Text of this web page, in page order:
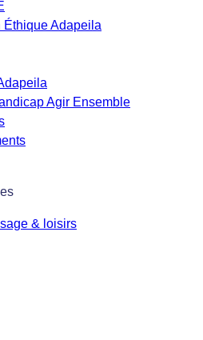
Adapeila
Agir Ensemble
& loisirs